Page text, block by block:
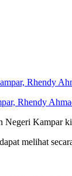
Rhendy
Negeri Kampar
melihat